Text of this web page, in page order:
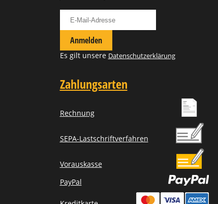
Anmelden
Es gilt unsere Datenschutzerklärung
Zahlungsarten
Rechnung
SEPA-Lastschriftverfahren
Vorauskasse
PayPal